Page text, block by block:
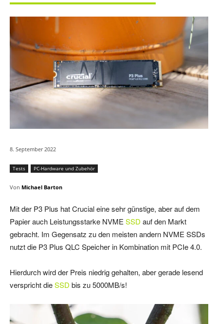
8. September 2022
Tests PC-Hardware und Zubehör
Von Michael Barton
Mit der P3 Plus hat Crucial eine sehr günstige, aber auf dem
Papier auch Leistungsstarke NVME SSD auf den Markt
gebracht. Im Gegensatz zu den meisten andern NVME SSDs
nutzt die P3 Plus QLC Speicher in Kombination mit PCIe 4.0.
Hierdurch wird der Preis niedrig gehalten, aber gerade lesend
verspricht dieSSD bis zu 5000MB/s!